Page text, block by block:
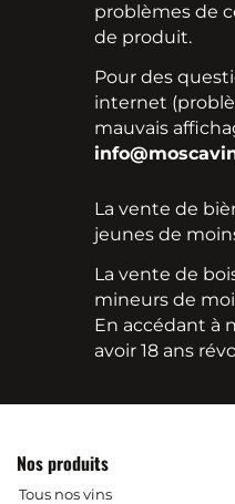
problèmes de
de produit.
Pour des
internet
mauvais
La vente de
jeunes de
La vente de
mineurs de
En accédant à
avoir 18 ans
Nos produits
Tous nos vins